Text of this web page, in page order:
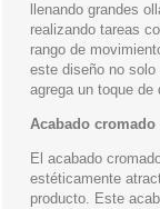
llenando grandes
realizando tareas
rango de
este diseño no
agrega un toque
Acabado
El acabado
estéticamente
producto. Este